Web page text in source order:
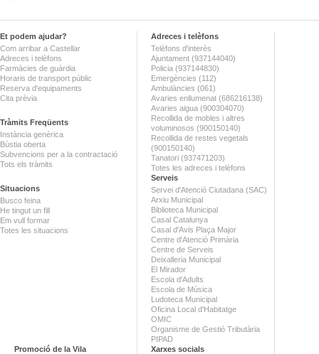
Et podem ajudar?
Com arribar a Castellar
Adreces i telèfons
Farmàcies de guàrdia
Horaris de transport públic
Reserva d'equipaments
Cita prèvia
Tràmits Freqüents
Instància genèrica
Bústia oberta
Subvencions per a la contractació
Tots els tràmits
Situacions
Busco feina
He tingut un fill
Em vull formar
Totes les situacions
Adreces i telèfons
Telèfons d'interès
Ajuntament (937144040)
Policia (937144830)
Emergències (112)
Ambulàncies (061)
Avaries enllumenat (686216138)
Avaries aigua (900304070)
Recollida de mobles i altres
voluminosos (900150140)
Recollida de restes vegetals
(900150140)
Tanatori (937471203)
Totes les adreces i telèfons
Serveis
Servei d'Atenció Ciutadana (SAC)
Arxiu Municipal
Biblioteca Municipal
Casal Catalunya
Casal d'Avis Plaça Major
Centre d'Atenció Primària
Centre de Serveis
Deixalleria Municipal
El Mirador
Escola d'Adults
Escola de Música
Ludoteca Municipal
Oficina Local d'Habitatge
OMIC
Organisme de Gestió Tributària
PIPAD
Promoció de la Vila
Xarxes socials